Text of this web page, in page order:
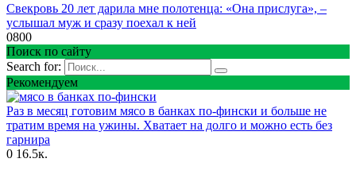
Свекровь 20 лет дарила мне полотенца: «Она прислуга», –
услышал муж и сразу поехал к ней
0800
Поиск по сайту
Search for:
Рекомендуем
Раз в месяц готовим мясо в банках по-фински и больше не
тратим время на ужины. Хватает на долго и можно есть без
гарнира
0 16.5к.